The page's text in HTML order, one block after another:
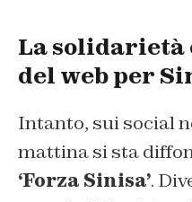
La solidarietà
del web per
Intanto, sui social
mattina si sta
‘Forza Sinisa’.